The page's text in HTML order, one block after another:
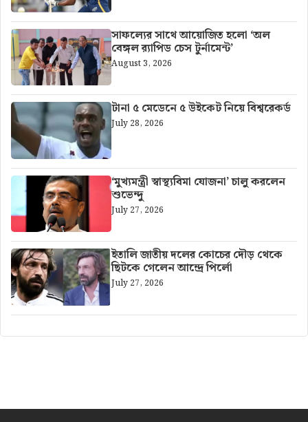
সাফল্যের সাথে আয়োজিত হলো ‘অল
বেঙ্গল র‍্যাপিড চেস টুর্নামেন্ট’
August 3, 2026
টানা ৫ মেডেনে ৫ উইকেট নিয়ে বিশ্বরেকর্ড
July 28, 2026
‘মুখ্যমন্ত্রী স্বাস্থ্যবিমা যোজনা’ চালু করলেন
শুভেন্দু
July 27, 2026
ইতালি জাতীয় দলের কোচের দৌড় থেকে
ছিটকে গেলেন আন্দ্রে পির্লো
July 27, 2026